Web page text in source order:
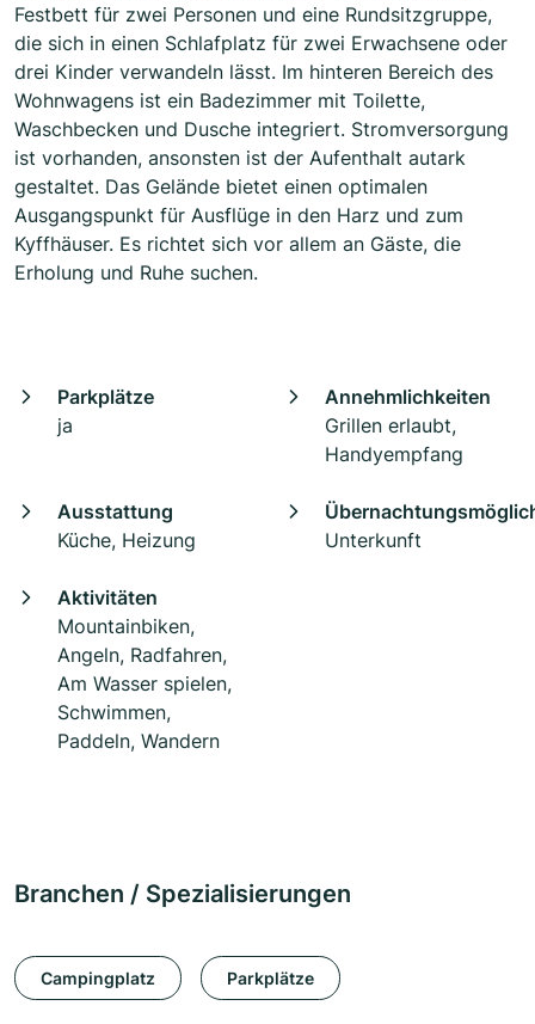
Festbett für zwei Personen und eine Rundsitzgruppe,
die sich in einen Schlafplatz für zwei Erwachsene oder
drei Kinder verwandeln lässt. Im hinteren Bereich des
Wohnwagens ist ein Badezimmer mit Toilette,
Waschbecken und Dusche integriert. Stromversorgung
ist vorhanden, ansonsten ist der Aufenthalt autark
gestaltet. Das Gelände bietet einen optimalen
Ausgangspunkt für Ausflüge in den Harz und zum
Kyffhäuser. Es richtet sich vor allem an Gäste, die
Erholung und Ruhe suchen.
Parkplätze
ja
Annehmlichkeiten
Grillen erlaubt,
Handyempfang
Ausstattung
Küche, Heizung
Unterkunft
Aktivitäten
Mountainbiken,
Angeln, Radfahren,
Am Wasser spielen,
Schwimmen,
Paddeln, Wandern
Branchen / Spezialisierungen
Campingplatz Parkplätze